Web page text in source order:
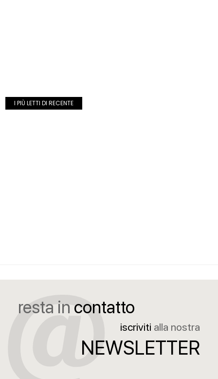
I PIÙ LETTI DI RECENTE
resta in contatto
iscriviti alla nostra
NEWSLETTER